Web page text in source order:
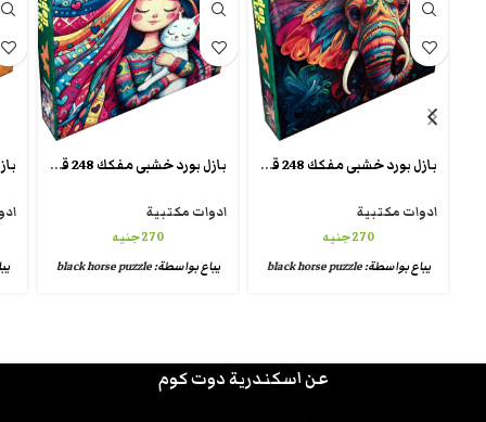
بازل بورد خشبى مفكك 248 قطعة تقطيع كريزى شيبس wooden crazy puzzle
ادوات مكتبية
270جنيه
يباع بواسطة:black horse puzzle
بازل بورد خشبى مفكك 248 قطعة تقطيع كريزى شيبس wooden crazy puzzle
ادوات مكتبية
270جنيه
يباع بواسطة:black horse puzzle
عن اسكندرية دوت كوم